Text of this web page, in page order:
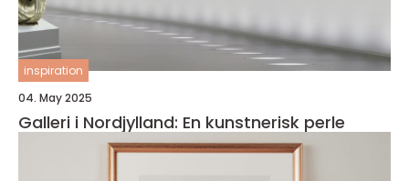
inspiration
04. May 2025
Galleri i Nordjylland: En kunstnerisk perle